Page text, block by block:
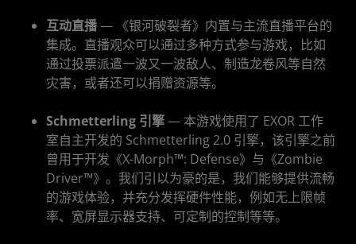
互动直播— 《银河破裂者》内置与主流直播平台的
集成。直播观众可以通过多种方式参与游戏，比如
通过投票派遣一波又一波敌人、制造龙卷风等自然
灾害，或者还可以捐赠资源等。
Schmetterling 引擎— 本游戏使用了 EXOR 工作
室自主开发的 Schmetterling 2.0 引擎，该引擎之前
曾用于开发《X-Morph™: Defense》与《Zombie
Driver™》。我们引以为豪的是，我们能够提供流畅
的游戏体验，并充分发挥硬件性能，例如无上限帧
率、宽屏显示器支持、可定制的控制等等。